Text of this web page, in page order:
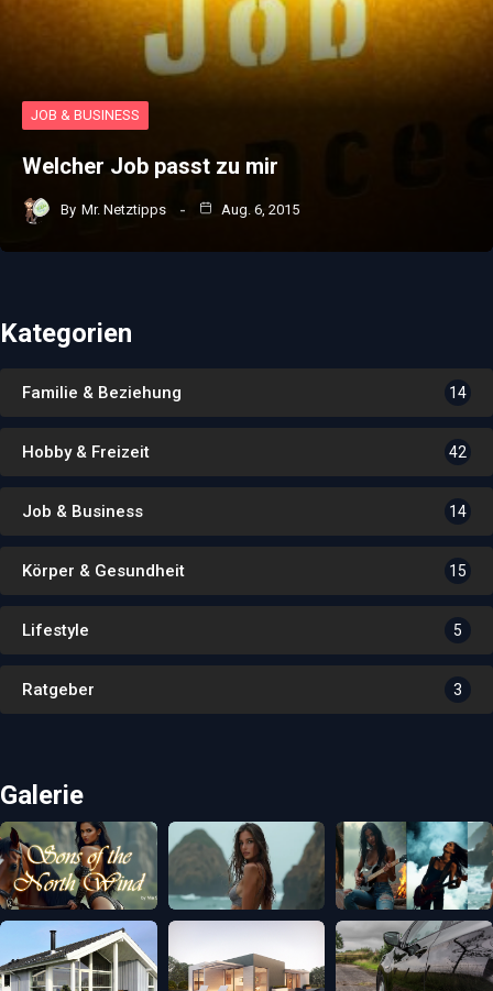
JOB & BUSINESS
Welcher Job passt zu mir
By Mr. Netztipps Aug. 6, 2015
Kategorien
Familie & Beziehung 14
Hobby & Freizeit 42
Job & Business 14
Körper & Gesundheit 15
Lifestyle 5
Ratgeber 3
Galerie